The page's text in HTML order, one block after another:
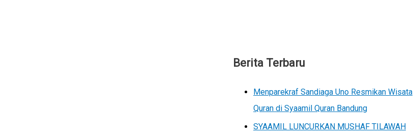
Berita Terbaru
Menparekraf Sandiaga Uno Resmikan Wisata
Quran di Syaamil Quran Bandung
SYAAMIL LUNCURKAN MUSHAF TILAWAH